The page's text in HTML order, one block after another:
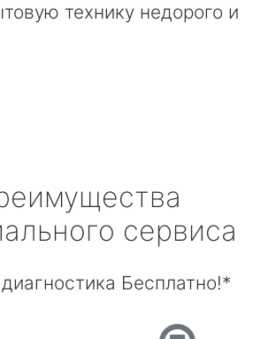
технику недорого и
сервиса
Бесплатно!*